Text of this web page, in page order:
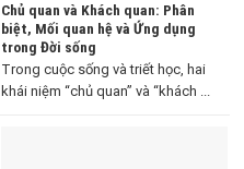
Chủ quan và Khách quan: Phân
biệt, Mối quan hệ và Ứng dụng
trong Đời sống
Trong cuộc sống và triết học, hai
khái niệm “chủ quan” và “khách ...